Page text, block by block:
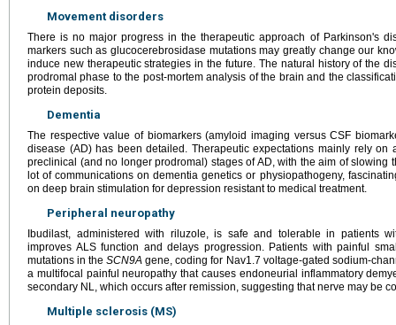
Movement disorders
There is no major progress in the therapeutic approach of Parkinson's
markers such as glucocerebrosidase mutations may greatly change our
induce new therapeutic strategies in the future. The natural history of the
prodromal phase to the post-mortem analysis of the brain and the
protein deposits.
Dementia
The respective value of biomarkers (amyloid imaging versus CSF
disease (AD) has been detailed. Therapeutic expectations mainly rely on
preclinical (and no longer prodromal) stages of AD, with the aim of slowing
lot of communications on dementia genetics or physiopathogeny,
on deep brain stimulation for depression resistant to medical treatment.
Peripheral neuropathy
Ibudilast, administered with riluzole, is safe and tolerable in patients
improves ALS function and delays progression. Patients with painful
mutations in theSCN9A gene, coding for Nav1.7 voltage-gated sodium-
a multifocal painful neuropathy that causes endoneurial inflammatory
secondary NL, which occurs after remission, suggesting that nerve may be
Multiple sclerosis (MS)